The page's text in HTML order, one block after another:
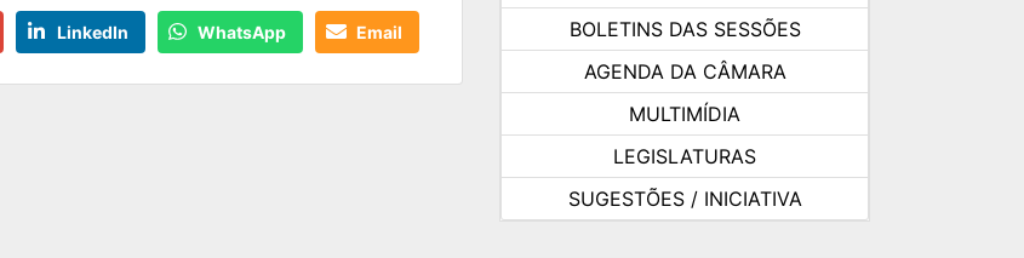
LinkedIn WhatsApp Email
BOLETINS DAS SESSÕES
AGENDA DA CÂMARA
MULTIMÍDIA
LEGISLATURAS
SUGESTÕES / INICIATIVA